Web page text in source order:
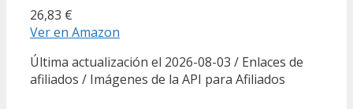
26,83 €
Ver en Amazon
Última actualización el 2026-08-03 / Enlaces de
afiliados / Imágenes de la API para Afiliados